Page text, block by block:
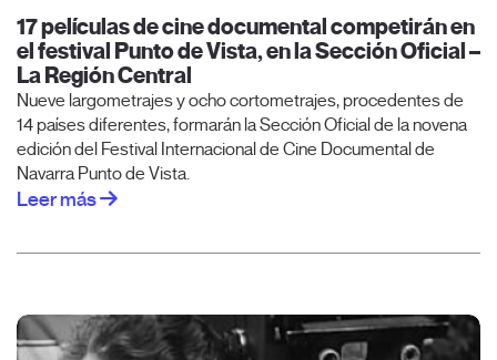
17 películas de cine documental competirán en
el festival Punto de Vista, en la Sección Oficial –
La Región Central
Nueve largometrajes y ocho cortometrajes, procedentes de
14 países diferentes, formarán la Sección Oficial de la novena
edición del Festival Internacional de Cine Documental de
Navarra Punto de Vista.
Leer más